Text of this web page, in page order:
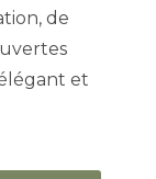
de
et